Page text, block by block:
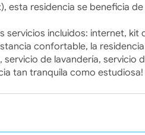
esta residencia se beneficia de
servicios incluidos: internet, kit
confortable, la residencia
de lavandería, servicio
tan tranquila como estudiosa!